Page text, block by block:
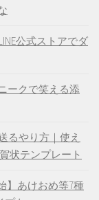
公式ストアでダ
ークで笑える添
るやり方｜使え
状テンプレート
】あけおめ等7種